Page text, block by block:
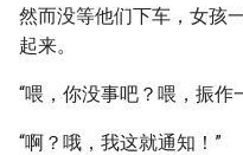
然而没等他们下车，女孩
起来。
“喂，你没事吧？喂，振
“啊？哦，我这就通知！”